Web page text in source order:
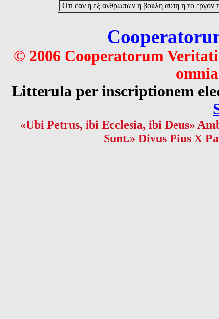
Οτι εαν η εξ ανθρωπων η βουλη αυτη η το εργον
© 2006 Cooperatorum
Litterula per inscriptionem
«Ubi Petrus, ibi Ecclesia, ibi Deus»
Sunt.» Divus Pius X